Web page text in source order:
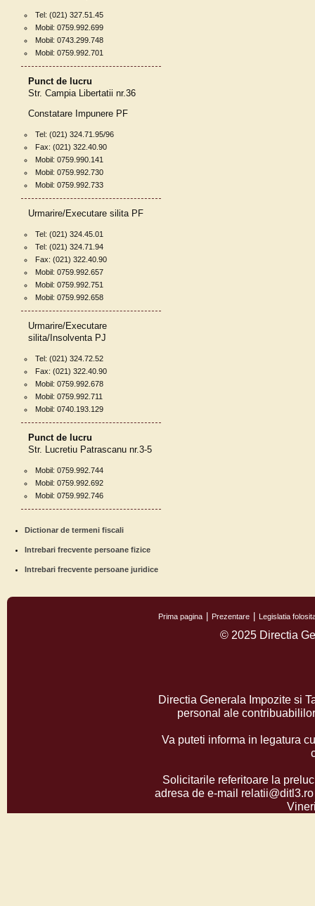
Tel: (021) 327.51.45
Mobil: 0759.992.699
Mobil: 0743.299.748
Mobil: 0759.992.701
Punct de lucru
Str. Campia Libertatii nr.36
Constatare Impunere PF
Tel: (021) 324.71.95/96
Fax: (021) 322.40.90
Mobil: 0759.990.141
Mobil: 0759.992.730
Mobil: 0759.992.733
Urmarire/Executare silita PF
Tel: (021) 324.45.01
Tel: (021) 324.71.94
Fax: (021) 322.40.90
Mobil: 0759.992.657
Mobil: 0759.992.751
Mobil: 0759.992.658
Urmarire/Executare
silita/Insolventa PJ
Tel: (021) 324.72.52
Fax: (021) 322.40.90
Mobil: 0759.992.678
Mobil: 0759.992.711
Mobil: 0740.193.129
Punct de lucru
Str. Lucretiu Patrascanu nr.3-5
Mobil: 0759.992.744
Mobil: 0759.992.692
Mobil: 0759.992.746
Dictionar de termeni fiscali
Intrebari frecvente persoane fizice
Intrebari frecvente persoane juridice
Prima pagina Prezentare Legislatia
© 2025 Directia
Directia Generala Impozite si
personal ale
Va puteti informa in legatura
Solicitarile referitoare la
adresa de e-mail